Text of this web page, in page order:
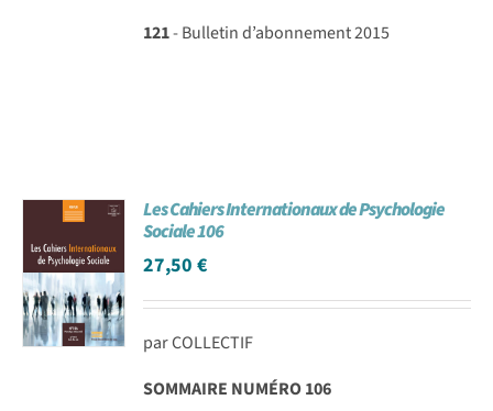
121- Bulletin d’abonnement 2015
Les Cahiers Internationaux de Psychologie
Sociale 106
27,50€
par COLLECTIF
SOMMAIRE NUMÉRO 106